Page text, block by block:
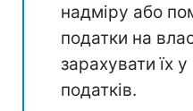
надміру або
податки на
зарахувати їх
податків.